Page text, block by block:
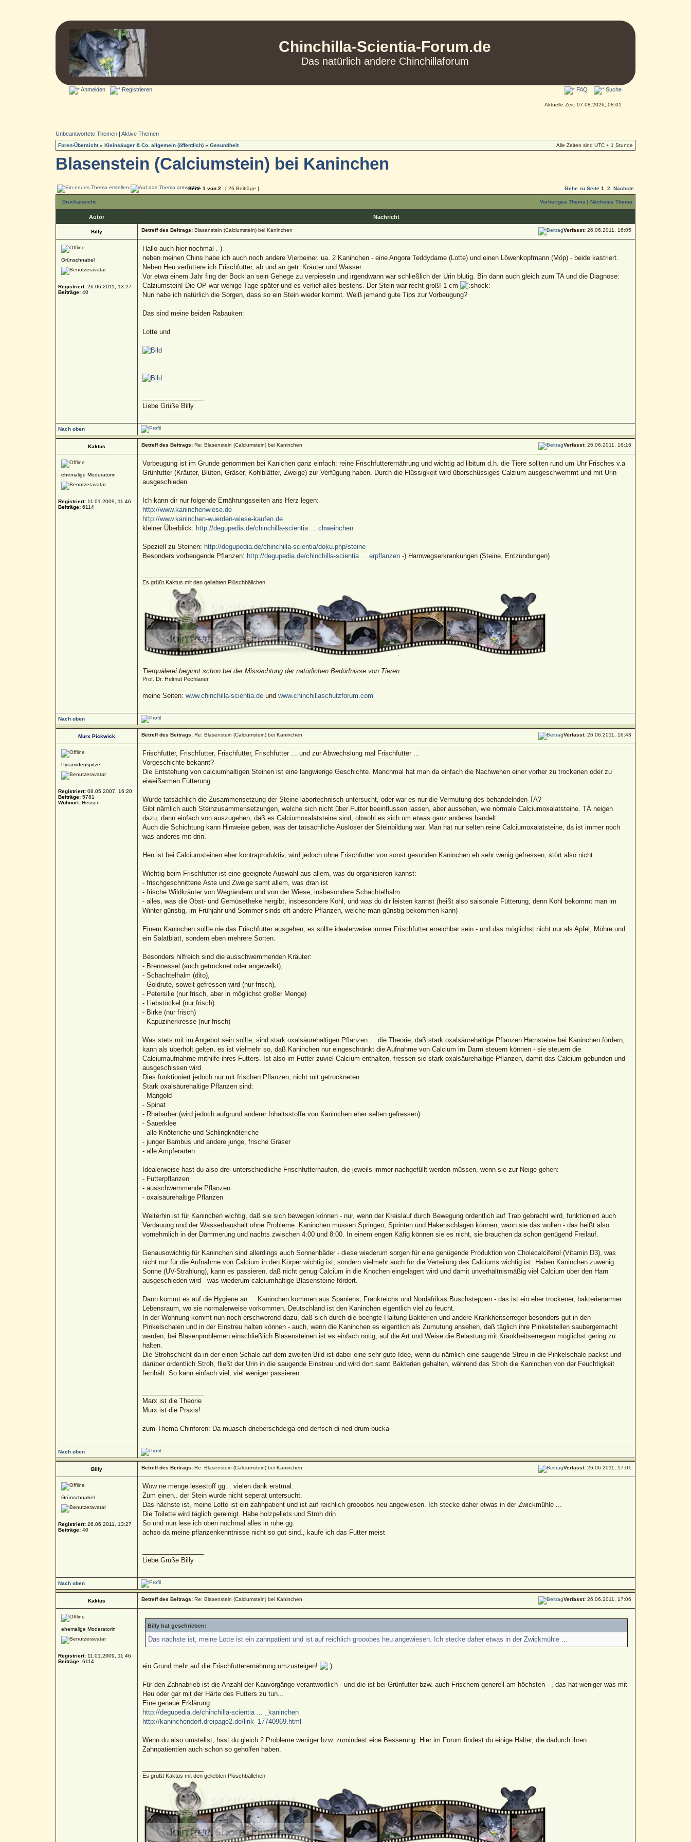
Chinchilla-Scientia-Forum.de
Das natürlich andere Chinchillaforum
Anmelden Registrieren FAQ Suche
Aktuelle Zeit: 07.08.2026, 08:01
Unbeantwortete Themen| Aktive Themen
Foren-Übersicht» Kleinsäuger & Co. allgemein (öffentlich)» Gesundheit Alle Zeiten sind UTC + 1 Stunde
Blasenstein (Calciumstein) bei Kaninchen
Seite 1 von 2 [ 26 Beiträge ] Gehe zu Seite 1 2 Nächste
Druckansicht Vorheriges Thema | Nächstes Thema
Autor Nachricht
Billy Betreff des Beitrags:Blasenstein (Calciumstein) bei Kaninchen Verfasst:26.06.2011, 16:05
Grünschnabel
Registriert:26.06.2011, 13:27
Beiträge:40
Hallo auch hier nochmal .-)
neben meinen Chins habe ich auch noch andere Vierbeiner. ua. 2 Kaninchen - eine Angora Teddydame (Lotte) und einen Löwenkopfmann (Möp) - beide kastriert.
Neben Heu verfüttere ich Frischfutter, ab und an getr. Kräuter und Wasser.
Vor etwa einem Jahr fing der Bock an sein Gehege zu verpieseln und irgendwann war schließlich der Urin blutig. Bin dann auch gleich zum TA und die Diagnose:
Calziumstein! Die OP war wenige Tage später und es verlief alles bestens. Der Stein war recht groß! 1 cm
Nun habe ich natürlich die Sorgen, dass so ein Stein wieder kommt. Weiß jemand gute Tips zur Vorbeugung?
Das sind meine beiden Rabauken:
Lotte und
Liebe Grüße Billy
Nach oben
Kaktus Betreff des Beitrags:Re: Blasenstein (Calciumstein) bei Kaninchen Verfasst:26.06.2011, 16:16
ehemalige Moderatorin
Registriert:11.01.2009, 11:46
Beiträge:6114
Vorbeugung ist im Grunde genommen bei Kanichen ganz einfach: reine Frischfutterernährung und wichtig ad libitum d.h. die Tiere sollten rund um Uhr Frisches v.a
Grünfutter (Kräuter, Blüten, Gräser, Kohlblätter, Zweige) zur Verfügung haben. Durch die Flüssigkeit wird überschüssiges Calzium ausgeschwemmt und mit Urin
ausgeschieden.
Ich kann dir nur folgende Ernährungsseiten ans Herz legen:
http://www.kaninchenwiese.de
http://www.kaninchen-wuerden-wiese-kaufen.de
kleiner Überblick: http://degupedia.de/chinchilla-scientia ... chweinchen
Speziell zu Steinen: http://degupedia.de/chinchilla-scientia/doku.php/steine
Besonders vorbeugende Pflanzen: http://degupedia.de/chinchilla-scientia ... erpflanzen-) Harnwegserkrankungen (Steine, Entzündungen)
Es grüßt Kaktus mit den geliebten Plüschbällchen
Tierquälerei beginnt schon bei der Missachtung der natürlichen Bedürfnisse von Tieren.
Prof. Dr. Helmut Pechlaner
meine Seiten: www.chinchilla-scientia.deund www.chinchillaschutzforum.com
Nach oben
Murx Pickwick Betreff des Beitrags:Re: Blasenstein (Calciumstein) bei Kaninchen Verfasst:26.06.2011, 16:43
Pyramidenspitze
Registriert:08.05.2007, 16:20
Beiträge:5781
Wohnort:Hessen
Frischfutter, Frischfutter, Frischfutter, Frischfutter ... und zur Abwechslung mal Frischfutter ...
Vorgeschichte bekannt?
Die Entstehung von calciumhaltigen Steinen ist eine langwierige Geschichte. Manchmal hat man da einfach die Nachwehen einer vorher zu trockenen oder zu
eiweißarmen Fütterung.
Wurde tatsächlich die Zusammensetzung der Steine labortechnisch untersucht, oder war es nur die Vermutung des behandelnden TA?
Gibt nämlich auch Steinzusammensetzungen, welche sich nicht über Futter beeinflussen lassen, aber aussehen, wie normale Calciumoxalatsteine. TÄ neigen
dazu, dann einfach von auszugehen, daß es Calciumoxalatsteine sind, obwohl es sich um etwas ganz anderes handelt.
Auch die Schichtung kann Hinweise geben, was der tatsächliche Auslöser der Steinbildung war. Man hat nur selten reine Calciumoxalatsteine, da ist immer noch
was anderes mit drin.
Heu ist bei Calciumsteinen eher kontraproduktiv, wird jedoch ohne Frischfutter von sonst gesunden Kaninchen eh sehr wenig gefressen, stört also nicht.
Wichtig beim Frischfutter ist eine geeignete Auswahl aus allem, was du organisieren kannst:
- frischgeschnittene Äste und Zweige samt allem, was dran ist
- frische Wildkräuter von Wegrändern und von der Wiese, insbesondere Schachtelhalm
- alles, was die Obst- und Gemüsetheke hergibt, insbesondere Kohl, und was du dir leisten kannst (heißt also saisonale Fütterung, denn Kohl bekommt man im
Winter günstig, im Frühjahr und Sommer sinds oft andere Pflanzen, welche man günstig bekommen kann)
Einem Kaninchen sollte nie das Frischfutter ausgehen, es sollte idealerweise immer Frischfutter erreichbar sein - und das möglichst nicht nur als Apfel, Möhre und
ein Salatblatt, sondern eben mehrere Sorten.
Besonders hilfreich sind die ausschwemmenden Kräuter:
- Brennessel (auch getrocknet oder angewelkt),
- Schachtelhalm (dito),
- Goldrute, soweit gefressen wird (nur frisch),
- Petersilie (nur frisch, aber in möglichst großer Menge)
- Liebstöckel (nur frisch)
- Birke (nur frisch)
- Kapuzinerkresse (nur frisch)
Was stets mit im Angebot sein sollte, sind stark oxalsäurehaltigen Pflanzen ... die Theorie, daß stark oxalsäurehaltige Pflanzen Harnsteine bei Kaninchen fördern,
kann als überholt gelten, es ist vielmehr so, daß Kaninchen nur eingeschränkt die Aufnahme von Calcium im Darm steuern können - sie steuern die
Calciumaufnahme mithilfe ihres Futters. Ist also im Futter zuviel Calcium enthalten, fressen sie stark oxalsäurehaltige Pflanzen, damit das Calcium gebunden und
ausgeschissen wird.
Dies funktioniert jedoch nur mit frischen Pflanzen, nicht mit getrockneten.
Stark oxalsäurehaltige Pflanzen sind:
- Mangold
- Spinat
- Rhabarber (wird jedoch aufgrund anderer Inhaltsstoffe von Kaninchen eher selten gefressen)
- Sauerklee
- alle Knöteriche und Schlingknöteriche
- junger Bambus und andere junge, frische Gräser
- alle Ampferarten
Idealerweise hast du also drei unterschiedliche Frischfutterhaufen, die jeweils immer nachgefüllt werden müssen, wenn sie zur Neige gehen:
- Futterpflanzen
- ausschwemmende Pflanzen
- oxalsäurehaltige Pflanzen
Weiterhin ist für Kaninchen wichtig, daß sie sich bewegen können - nur, wenn der Kreislauf durch Bewegung ordentlich auf Trab gebracht wird, funktioniert auch
Verdauung und der Wasserhaushalt ohne Probleme. Kaninchen müssen Springen, Sprinten und Hakenschlagen können, wann sie das wollen - das heißt also
vornehmlich in der Dämmerung und nachts zwischen 4:00 und 8:00. In einem engen Käfig können sie es nicht, sie brauchen da schon genügend Freilauf.
Genausowichtig für Kaninchen sind allerdings auch Sonnenbäder - diese wiederum sorgen für eine genügende Produktion von Cholecalciferol (Vitamin D3), was
nicht nur für die Aufnahme von Calcium in den Körper wichtig ist, sondern vielmehr auch für die Verteilung des Calciums wichtig ist. Haben Kaninchen zuwenig
Sonne (UV-Strahlung), kann es passieren, daß nicht genug Calcium in die Knochen eingelagert wird und damit unverhältnismäßig viel Calcium über den Harn
ausgeschieden wird - was wiederum calciumhaltige Blasensteine fördert.
Dann kommt es auf die Hygiene an ... Kaninchen kommen aus Spaniens, Frankreichs und Nordafrikas Buschsteppen - das ist ein eher trockener, bakterienarmer
Lebensraum, wo sie normalerweise vorkommen. Deutschland ist den Kaninchen eigentlich viel zu feucht.
In der Wohnung kommt nun noch erschwerend dazu, daß sich durch die beengte Haltung Bakterien und andere Krankheitserreger besonders gut in den
Pinkelschalen und in der Einstreu halten können - auch, wenn die Kaninchen es eigentlich als Zumutung ansehen, daß täglich ihre Pinkelstellen saubergemacht
werden, bei Blasenproblemen einschließlich Blasensteinen ist es einfach nötig, auf die Art und Weise die Belastung mit Krankheitserregern möglichst gering zu
halten.
Die Strohschicht da in der einen Schale auf dem zweiten Bild ist dabei eine sehr gute Idee, wenn du nämlich eine saugende Streu in die Pinkelschale packst und
darüber ordentlich Stroh, fließt der Urin in die saugende Einstreu und wird dort samt Bakterien gehalten, während das Stroh die Kaninchen von der Feuchtigkeit
fernhält. So kann einfach viel, viel weniger passieren.
Marx ist die Theorie
Murx ist die Praxis!
zum Thema Chinforen: Da muasch drieberschdeiga end derfsch di ned drum bucka
Nach oben
Billy Betreff des Beitrags:Re: Blasenstein (Calciumstein) bei Kaninchen Verfasst:26.06.2011, 17:01
Grünschnabel
Registriert:26.06.2011, 13:27
Beiträge:40
Wow ne menge lesestoff gg... vielen dank erstmal.
Zum einen.. der Stein wurde nicht seperat untersucht.
Das nächste ist, meine Lotte ist ein zahnpatient und ist auf reichlich grooobes heu angewiesen. Ich stecke daher etwas in der Zwickmühle ...
Die Toilette wird täglich gereinigt. Habe holzpellets und Stroh drin
So und nun lese ich oben nochmal alles in ruhe gg
achso da meine pflanzenkenntnisse nicht so gut sind., kaufe ich das Futter meist
Liebe Grüße Billy
Nach oben
Kaktus Betreff des Beitrags:Re: Blasenstein (Calciumstein) bei Kaninchen Verfasst:26.06.2011, 17:06
ehemalige Moderatorin
Registriert:11.01.2009, 11:46
Beiträge:6114
Billy hat geschrieben:
Das nächste ist, meine Lotte ist ein zahnpatient und ist auf reichlich grooobes heu angewiesen. Ich stecke daher etwas in der Zwickmühle ...
ein Grund mehr auf die Frischfutterernährung umzusteigen!
Für den Zahnabrieb ist die Anzahl der Kauvorgänge verantwortlich - und die ist bei Grünfutter bzw. auch Frischem generell am höchsten - , das hat weniger was mit
Heu oder gar mit der Härte des Futters zu tun...
Eine genaue Erklärung:
http://degupedia.de/chinchilla-scientia ... _kaninchen
http://kaninchendorf.dreipage2.de/link_17740969.html
Wenn du also umstellst, hast du gleich 2 Probleme weniger bzw. zumindest eine Besserung. Hier im Forum findest du einige Halter, die dadurch ihren
Zahnpatientien auch schon so geholfen haben.
Es grüßt Kaktus mit den geliebten Plüschbällchen